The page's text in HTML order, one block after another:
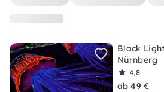
Black
Nürnberg
4,8
ab 49 €